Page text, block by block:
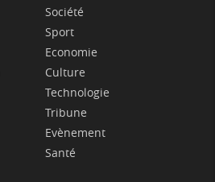
Société
Sport
Economie
Culture
Technologie
Tribune
Evènement
Santé